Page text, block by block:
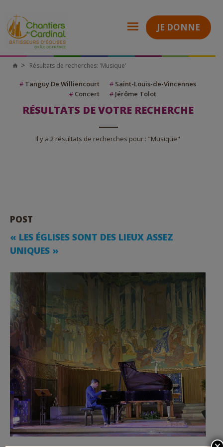
JE DONNE
Chantiers
Cardinal
Résultats de recherches: 'Musique'
# Tanguy De Williencourt # Saint-Louis-de-Vincennes
# Concert # Jérôme Tolot
RÉSULTATS DE VOTRE RECHERCHE
Il y a 2 résultats de recherches pour : "Musique"
POST
« LES ÉGLISES SONT DES LIEUX ASSEZ
UNIQUES »